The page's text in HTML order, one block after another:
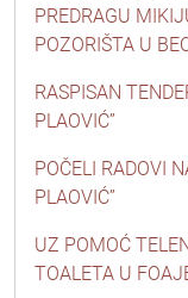
PREDRAGU
POZORIŠTA U
RASPISAN
PLAOVIĆ”
POČELI RADOVI
PLAOVIĆ”
UZ POMOĆ
TOALETA U